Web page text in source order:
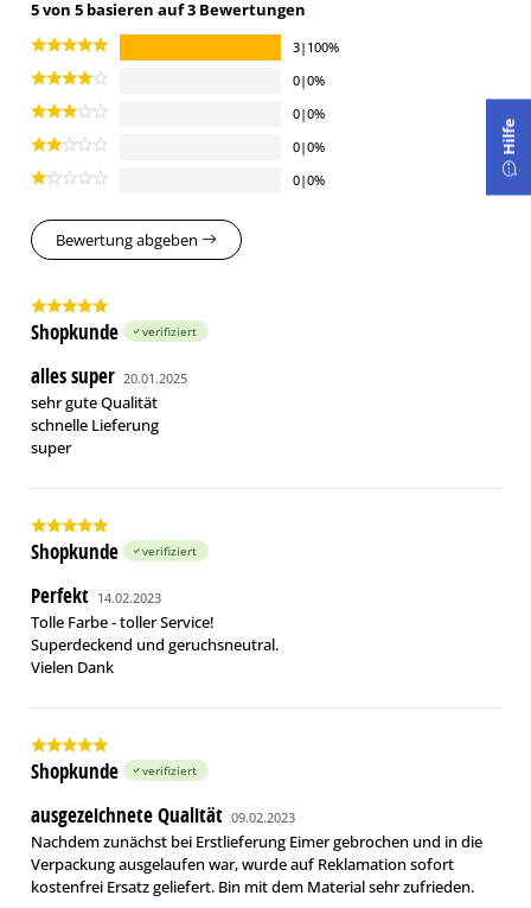
5 von 5 basieren auf 3 Bewertungen
3|100%
0|0%
0|0%
0|0%
0|0%
Bewertung abgeben
Shopkunde verifiziert
alles super 20.01.2025
sehr gute Qualität
schnelle Lieferung
super
Shopkunde verifiziert
Perfekt 14.02.2023
Tolle Farbe - toller Service!
Superdeckend und geruchsneutral.
Vielen Dank
Shopkunde verifiziert
ausgezeichnete Qualität 09.02.2023
Nachdem zunächst bei Erstlieferung Eimer gebrochen und in die
Verpackung ausgelaufen war, wurde auf Reklamation sofort
kostenfrei Ersatz geliefert. Bin mit dem Material sehr zufrieden.
Hilfe